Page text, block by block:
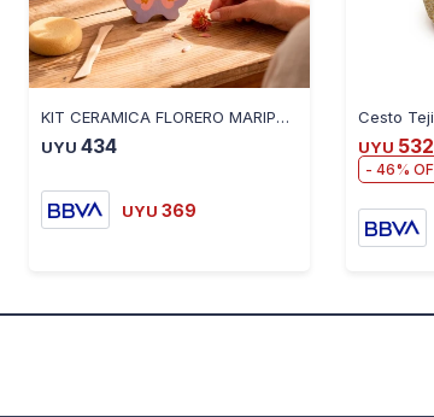
KIT CERAMICA FLORERO MARIPOSA DAVINCI
UYU 434
UYU 369
UYU 532
46